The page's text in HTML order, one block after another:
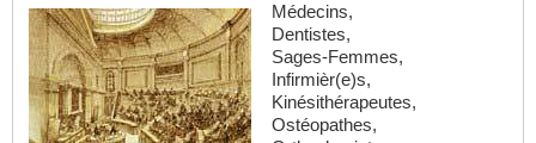
Médecins,
Dentistes,
Sages-Femmes,
Infirmièr(e)s,
Kinésithérapeutes,
Ostéopathes,